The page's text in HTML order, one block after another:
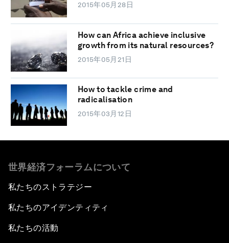
2015年05月28日
How can Africa achieve inclusive
growth from its natural resources?
2015年05月21日
How to tackle crime and
radicalisation
2015年03月12日
世界経済フォーラムについて
私たちのストラテジー
私たちのアイデンティティ
私たちの活動